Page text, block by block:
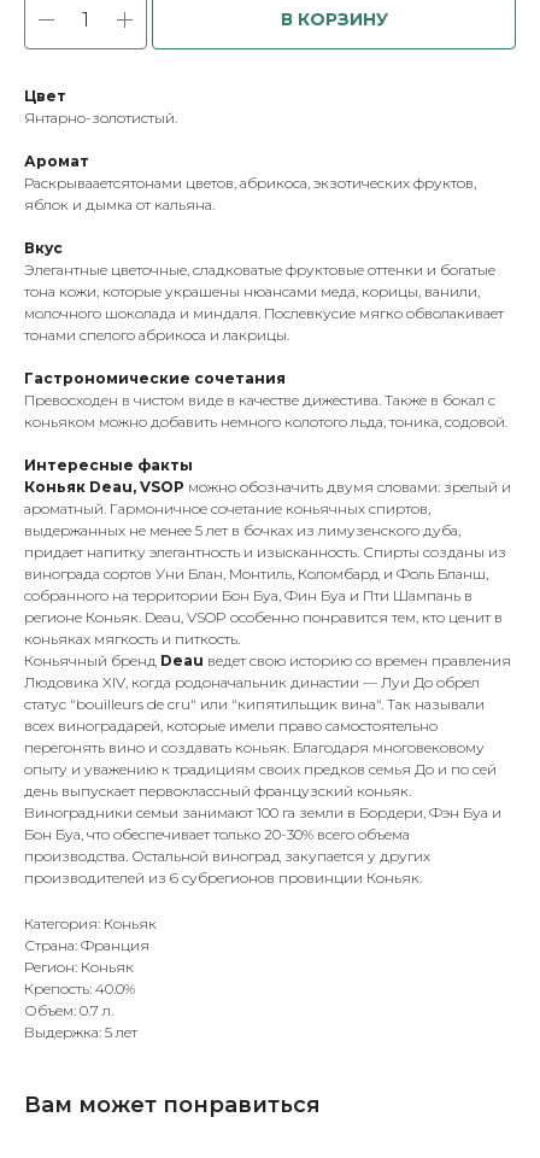
В КОРЗИНУ
Цвет
Янтарно-золотистый.
Аромат
Раскрывааетсятонами цветов, абрикоса, экзотических фруктов,
яблок и дымка от кальяна.
Вкус
Элегантные цветочные, сладковатые фруктовые оттенки и богатые
тона кожи, которые украшены нюансами меда, корицы, ванили,
молочного шоколада и миндаля. Послевкусие мягко обволакивает
тонами спелого абрикоса и лакрицы.
Гастрономические сочетания
Превосходен в чистом виде в качестве дижестива. Также в бокал с
коньяком можно добавить немного колотого льда, тоника, содовой.
Интересные факты
Коньяк Deau, VSOP можно обозначить двумя словами: зрелый и
ароматный. Гармоничное сочетание коньячных спиртов,
выдержанных не менее 5 лет в бочках из лимузенского дуба,
придает напитку элегантность и изысканность. Спирты созданы из
винограда сортов Уни Блан, Монтиль, Коломбард и Фоль Бланш,
собранного на территории Бон Буа, Фин Буа и Пти Шампань в
регионе Коньяк. Deau, VSOP особенно понравится тем, кто ценит в
коньяках мягкость и питкость.
Коньячный бренд Deau ведет свою историю со времен правления
Людовика XIV, когда родоначальник династии — Луи До обрел
статус "bouilleurs de cru" или "кипятильщик вина". Так называли
всех виноградарей, которые имели право самостоятельно
перегонять вино и создавать коньяк. Благодаря многовековому
опыту и уважению к традициям своих предков семья До и по сей
день выпускает первоклассный французский коньяк.
Виноградники семьи занимают 100 га земли в Бордери, Фэн Буа и
Бон Буа, что обеспечивает только 20-30% всего объема
производства. Остальной виноград закупается у других
производителей из 6 субрегионов провинции Коньяк.
Категория: Коньяк
Страна: Франция
Регион: Коньяк
Крепость: 40.0%
Объем: 0.7 л.
Выдержка: 5 лет
Вам может понравиться